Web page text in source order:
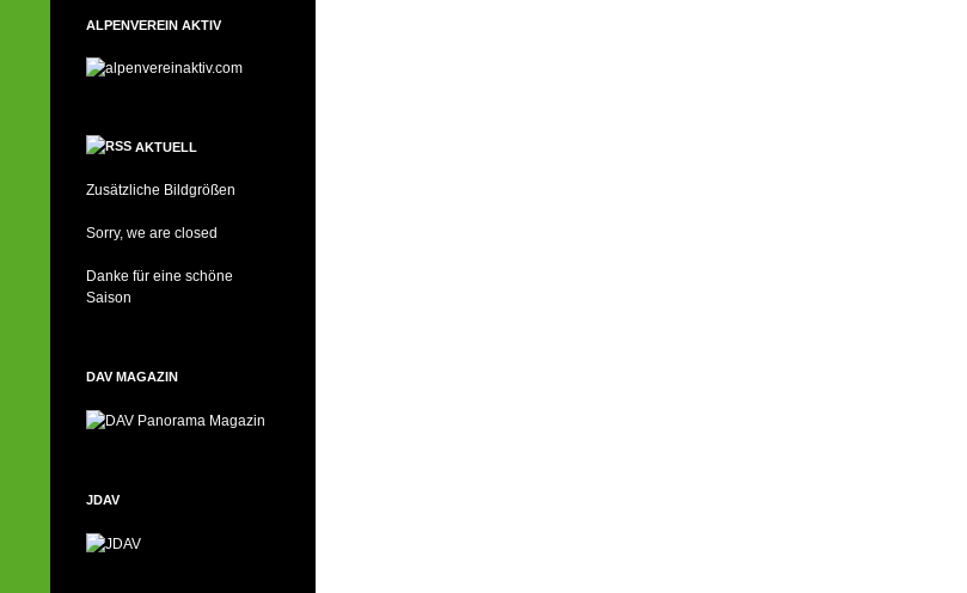
ALPENVEREIN AKTIV
AKTUELL
Zusätzliche Bildgrößen
Sorry, we are closed
Danke für eine schöne
Saison
DAV MAGAZIN
JDAV